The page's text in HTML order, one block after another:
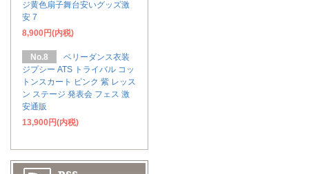
ジ黄色扇子舞台安いグッズ激
安 7
8,900円(内税)
No.8
ベリーダンス衣装
ジプシー ATS トライバル コッ
トンスカート ピンク 紫 レッス
ン ステージ 発表会 フェス 激
安通販
13,900円(内税)